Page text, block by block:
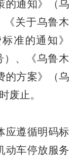
的通知》（乌
《关于乌鲁木
准的通知》
）、《乌鲁木
的方案》（乌
废止。
应遵循明码标
动车停放服务